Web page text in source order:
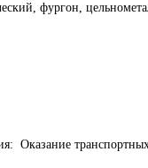
фургон,
Оказание